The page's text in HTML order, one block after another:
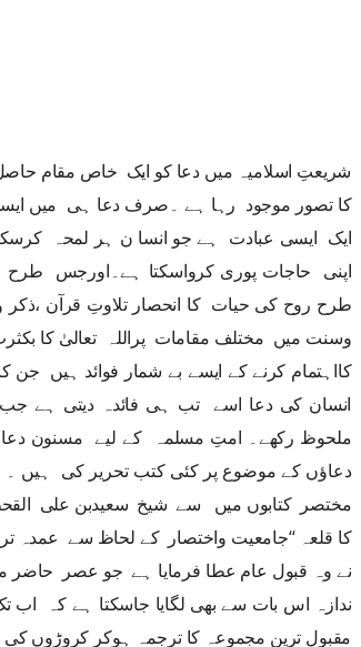
شریعتِ اسلامیہ میں دعا کو ایک خاص مقام
کا تصور موجود رہا ہے ۔صرف دعا ہی میں
ایک ایسی عبادت ہے جو انسا ن ہر لمحہ
اپنی حاجات پوری کرواسکتا ہے۔اورجس
طرح روح کی حیات کا انحصار تلاوتِ قرآن ،ذکر
وسنت میں مختلف مقامات پراللہ تعالیٰ کا
کااہتمام کرنے کے ایسے بے شمار فوائد ہیں جن
انسان کی دعا اسے تب ہی فائدہ دیتی ہے
ملحوظ رکھے۔ امتِ مسلمہ کے لیے مسنون
دعاؤں کے موضوع پر کئی کتب تحریر کی ہیں
مختصر کتابوں میں سے شیخ سعیدبن علی
کا قلعہ ‘‘جامعیت واختصار کے لحاظ سے عمدہ
نے وہ قبول عام عطا فرمایا ہے جو عصر
ندازہ اس بات سے بھی لگایا جاسکتا ہے کہ اب
مقبول ترین مجموعہ کا ترجمہ ہوکر کروڑوں